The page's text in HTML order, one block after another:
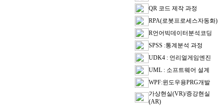
QR 코드 제작 과정
RPA(로봇프로세스자동화)
R언어빅데이터분석코딩
SPSS :통계분석 과정
UDK4 : 언리얼게임엔진
UML : 소프트웨어 설계
WPF:윈도우용PRG개발
가상현실(VR)/증강현실
(AR)